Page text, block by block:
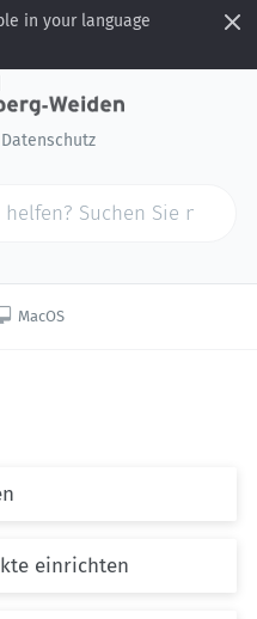
in your language
Datenschutz
MacOS
einrichten